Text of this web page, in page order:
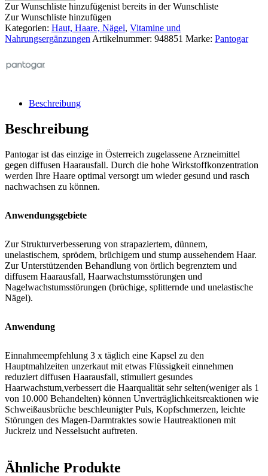
Zur Wunschliste hinzufügenist bereits in der Wunschliste
Zur Wunschliste hinzufügen
Kategorien: Haut, Haare, Nägel, Vitamine und
Nahrungsergänzungen Artikelnummer: 948851 Marke: Pantogar
Beschreibung
Beschreibung
Pantogar ist das einzige in Österreich zugelassene Arzneimittel
gegen diffusen Haarausfall. Durch die hohe Wirkstoffkonzentration
werden Ihre Haare optimal versorgt um wieder gesund und rasch
nachwachsen zu können.
Anwendungsgebiete
Zur Strukturverbesserung von strapaziertem, dünnem,
unelastischem, sprödem, brüchigem und stump aussehendem Haar.
Zur Unterstützenden Behandlung von örtlich begrenztem und
diffusem Haarausfall, Haarwachstumsstörungen und
Nagelwachstumsstörungen (brüchige, splitternde und unelastische
Nägel).
Anwendung
Einnahmeempfehlung 3 x täglich eine Kapsel zu den
Hauptmahlzeiten unzerkaut mit etwas Flüssigkeit einnehmen
reduziert diffusen Haarausfall, stimuliert gesundes
Haarwachstum,verbessert die Haarqualität sehr selten(weniger als 1
von 10.000 Behandelten) können Unverträglichkeitsreaktionen wie
Schweißausbrüche beschleunigter Puls, Kopfschmerzen, leichte
Störungen des Magen-Darmtraktes sowie Hautreaktionen mit
Juckreiz und Nesselsucht auftreten.
Inhaltsstoffe:
Ähnliche Produkte